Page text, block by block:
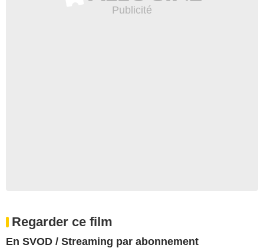
Regarder ce film
En SVOD / Streaming par abonnement